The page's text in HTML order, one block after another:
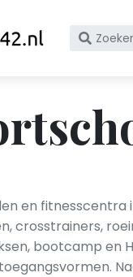
Zoek
KvK
en fitnesscentra
crosstrainers,
bootcamp en